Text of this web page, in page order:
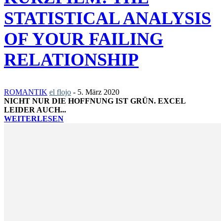
STATISTICAL ANALYSIS
OF YOUR FAILING
RELATIONSHIP
ROMANTIK el flojo - 5. März 2020
NICHT NUR DIE HOFFNUNG IST GRÜN. EXCEL
LEIDER AUCH...
WEITERLESEN